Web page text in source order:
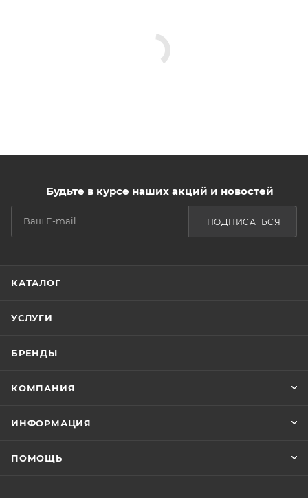
Будьте в курсе наших акций и новостей
ПОДПИСАТЬСЯ
КАТАЛОГ
УСЛУГИ
БРЕНДЫ
КОМПАНИЯ
ИНФОРМАЦИЯ
ПОМОЩЬ